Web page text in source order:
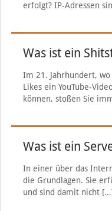
erfolgt? IP-Adressen
Was ist ein
Im 21. Jahrhundert, wo
Likes ein YouTube-
können, stoßen Sie
Was ist ein
In einer über das
die Grundlagen. Sie
und sind damit nicht